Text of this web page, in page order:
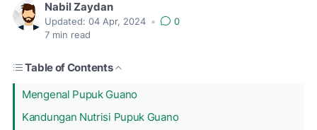
Nabil Zaydan
Updated: 04 Apr, 2024 •
0
7 min read
Table of Contents
Mengenal Pupuk Guano
Kandungan Nutrisi Pupuk Guano